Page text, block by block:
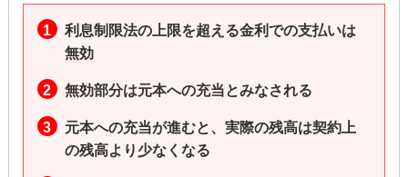
利息制限法の上限を超える金利での支払いは
無効
無効部分は元本への充当とみなされる
元本への充当が進むと、実際の残高は契約上
の残高より少なくなる